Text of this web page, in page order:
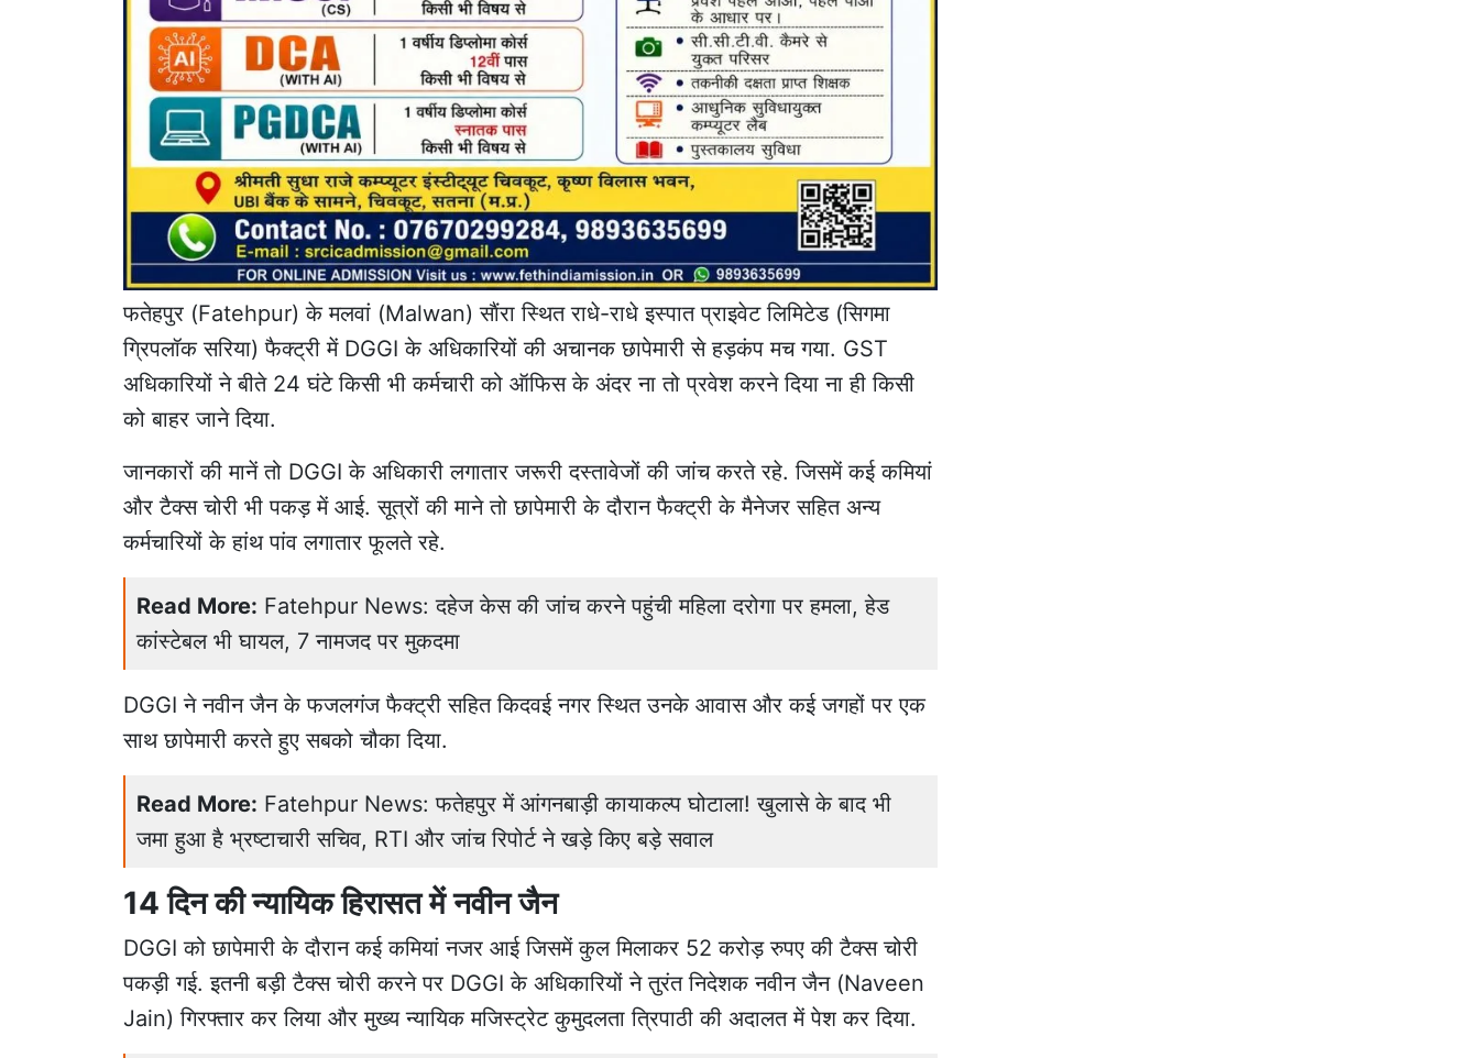
फतेहपुर (Fatehpur) केमलवां (Malwan) साैंरा स्थित राधे-राधे इस्पात प्राइवेट लिमिटेड (सिगमा
ग्रिपलॉक सरिया) फैक्ट्री में DGGI के अधिकारियों की अचानक छापेमारी से हड़कंप मच गया. GST
अधिकारियों ने बीते 24 घंटे किसी भी कर्मचारी को ऑफिस के अंदर ना तो प्रवेश करने दिया ना ही किसी
को बाहर जाने दिया.
जानकारों की मानें तो DGGI के अधिकारी लगातार जरूरी दस्तावेजों की जांच करते रहे. जिसमें कई कमियां
और टैक्स चोरी भी पकड़ में आई. सूत्रों की माने तो छापेमारी के दौरान फैक्ट्री के मैनेजर सहित अन्य
कर्मचारियों के हांथ पांव लगातार फूलते रहे.
Read More: Fatehpur News: दहेज केस की जांच करने पहुंची महिला दरोगा पर हमला, हेड
कांस्टेबल भी घायल, 7 नामजद पर मुकदमा
DGGI ने नवीन जैन के फजलगंज फैक्ट्री सहित किदवई नगर स्थित उनके आवास और कई जगहों पर एक
साथ छापेमारी करते हुए सबको चौका दिया.
Read More: Fatehpur News: फतेहपुर में आंगनबाड़ी कायाकल्प घोटाला! खुलासे के बाद भी
जमा हुआ है भ्रष्टाचारी सचिव, RTI और जांच रिपोर्ट ने खड़े किए बड़े सवाल
14 दिन की न्यायिक हिरासत में नवीन जैन
DGGI को छापेमारी के दौरान कई कमियां नजर आई जिसमें कुल मिलाकर 52 करोड़ रुपए की टैक्स चोरी
पकड़ी गई. इतनी बड़ी टैक्स चोरी करने पर DGGI के अधिकारियों ने तुरंत निदेशक नवीन जैन (Naveen
Jain) गिरफ्तार कर लिया और मुख्य न्यायिक मजिस्ट्रेट कुमुदलता त्रिपाठी की अदालत में पेश कर दिया.